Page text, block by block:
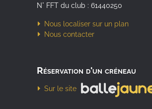
N° FFT du club : 61440250
Nous localiser sur un plan
Nous contacter
Réservation d'un créneau
Sur le siteballe jaune